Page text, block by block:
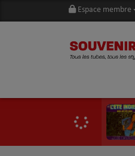
Espace membre